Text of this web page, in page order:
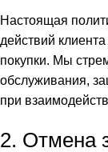
Настоящая
действий
покупки. Мы
обслуживания,
при
2. Отмена